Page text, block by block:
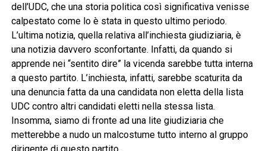
dell’UDC, che una storia politica così significativa venisse
calpestato come lo è stata in questo ultimo periodo.
L’ultima notizia, quella relativa all’inchiesta giudiziaria, è
una notizia davvero sconfortante. Infatti, da quando si
apprende nei “sentito dire” la vicenda sarebbe tutta interna
a questo partito. L’inchiesta, infatti, sarebbe scaturita da
una denuncia fatta da una candidata non eletta della lista
UDC contro altri candidati eletti nella stessa lista.
Insomma, siamo di fronte ad una lite giudiziaria che
metterebbe a nudo un malcostume tutto interno al gruppo